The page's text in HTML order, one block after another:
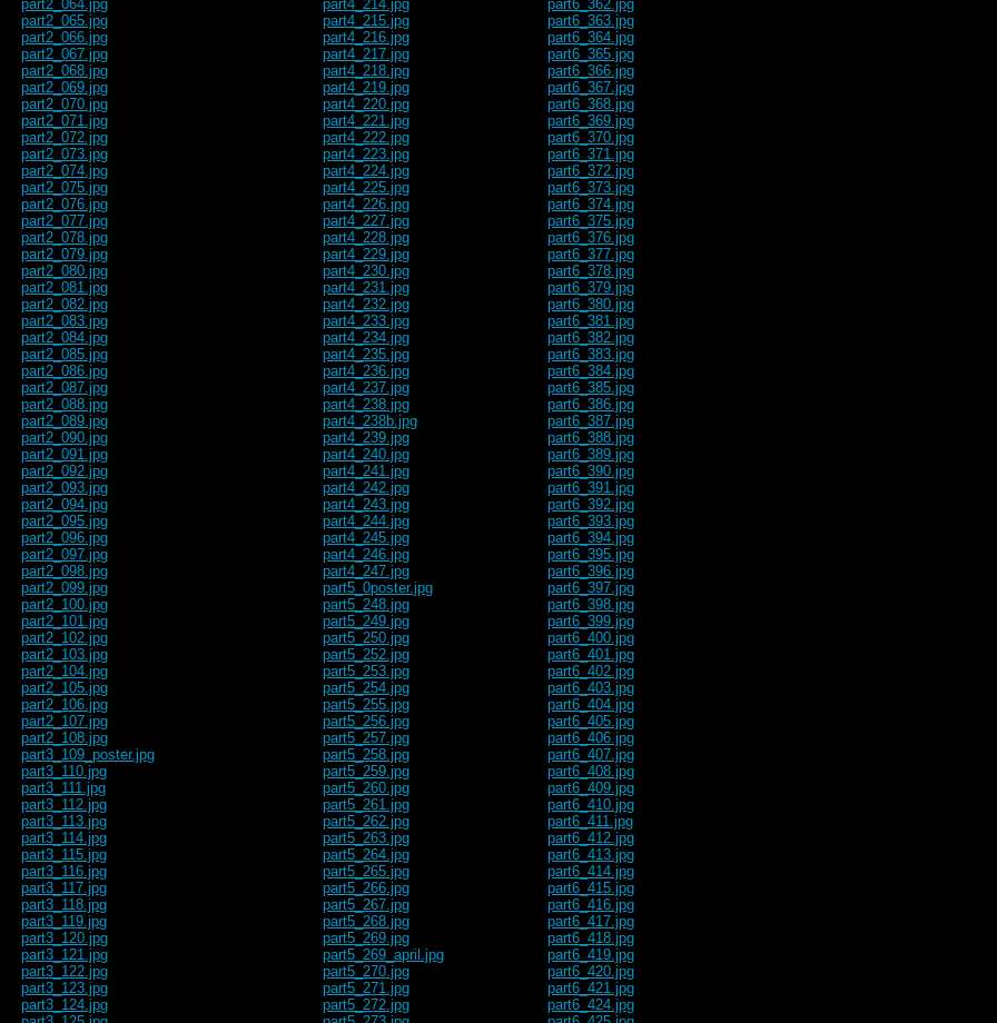
part2_064.jpg
part2_065.jpg
part2_066.jpg
part2_067.jpg
part2_068.jpg
part2_069.jpg
part2_070.jpg
part2_071.jpg
part2_072.jpg
part2_073.jpg
part2_074.jpg
part2_075.jpg
part2_076.jpg
part2_077.jpg
part2_078.jpg
part2_079.jpg
part2_080.jpg
part2_081.jpg
part2_082.jpg
part2_083.jpg
part2_084.jpg
part2_085.jpg
part2_086.jpg
part2_087.jpg
part2_088.jpg
part2_089.jpg
part2_090.jpg
part2_091.jpg
part2_092.jpg
part2_093.jpg
part2_094.jpg
part2_095.jpg
part2_096.jpg
part2_097.jpg
part2_098.jpg
part2_099.jpg
part2_100.jpg
part2_101.jpg
part2_102.jpg
part2_103.jpg
part2_104.jpg
part2_105.jpg
part2_106.jpg
part2_107.jpg
part2_108.jpg
part3_109_poster.jpg
part3_110.jpg
part3_111.jpg
part3_112.jpg
part3_113.jpg
part3_114.jpg
part3_115.jpg
part3_116.jpg
part3_117.jpg
part3_118.jpg
part3_119.jpg
part3_120.jpg
part3_121.jpg
part3_122.jpg
part3_123.jpg
part3_124.jpg
part4_214.jpg
part4_215.jpg
part4_216.jpg
part4_217.jpg
part4_218.jpg
part4_219.jpg
part4_220.jpg
part4_221.jpg
part4_222.jpg
part4_223.jpg
part4_224.jpg
part4_225.jpg
part4_226.jpg
part4_227.jpg
part4_228.jpg
part4_229.jpg
part4_230.jpg
part4_231.jpg
part4_232.jpg
part4_233.jpg
part4_234.jpg
part4_235.jpg
part4_236.jpg
part4_237.jpg
part4_238.jpg
part4_238b.jpg
part4_239.jpg
part4_240.jpg
part4_241.jpg
part4_242.jpg
part4_243.jpg
part4_244.jpg
part4_245.jpg
part4_246.jpg
part4_247.jpg
part5_0poster.jpg
part5_248.jpg
part5_249.jpg
part5_250.jpg
part5_252.jpg
part5_253.jpg
part5_254.jpg
part5_255.jpg
part5_256.jpg
part5_257.jpg
part5_258.jpg
part5_259.jpg
part5_260.jpg
part5_261.jpg
part5_262.jpg
part5_263.jpg
part5_264.jpg
part5_265.jpg
part5_266.jpg
part5_267.jpg
part5_268.jpg
part5_269.jpg
part5_269_april.jpg
part5_270.jpg
part5_271.jpg
part5_272.jpg
part6_362.jpg
part6_363.jpg
part6_364.jpg
part6_365.jpg
part6_366.jpg
part6_367.jpg
part6_368.jpg
part6_369.jpg
part6_370.jpg
part6_371.jpg
part6_372.jpg
part6_373.jpg
part6_374.jpg
part6_375.jpg
part6_376.jpg
part6_377.jpg
part6_378.jpg
part6_379.jpg
part6_380.jpg
part6_381.jpg
part6_382.jpg
part6_383.jpg
part6_384.jpg
part6_385.jpg
part6_386.jpg
part6_387.jpg
part6_388.jpg
part6_389.jpg
part6_390.jpg
part6_391.jpg
part6_392.jpg
part6_393.jpg
part6_394.jpg
part6_395.jpg
part6_396.jpg
part6_397.jpg
part6_398.jpg
part6_399.jpg
part6_400.jpg
part6_401.jpg
part6_402.jpg
part6_403.jpg
part6_404.jpg
part6_405.jpg
part6_406.jpg
part6_407.jpg
part6_408.jpg
part6_409.jpg
part6_410.jpg
part6_411.jpg
part6_412.jpg
part6_413.jpg
part6_414.jpg
part6_415.jpg
part6_416.jpg
part6_417.jpg
part6_418.jpg
part6_419.jpg
part6_420.jpg
part6_421.jpg
part6_424.jpg